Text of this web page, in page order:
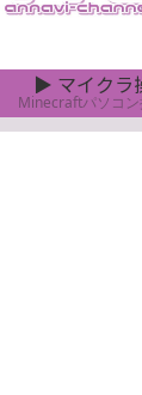
▶ マイクラ
Minecraftパソコ